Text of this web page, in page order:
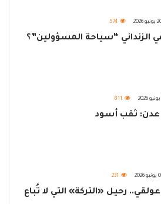
574
الزنداني “سياحة المسؤولين”؟
811
عدن: ثقب أسود
231
رحيل «التركة» التي لا تُباع